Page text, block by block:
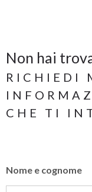
Non hai
RICHIEDI
CHE TI
Nome e cognome